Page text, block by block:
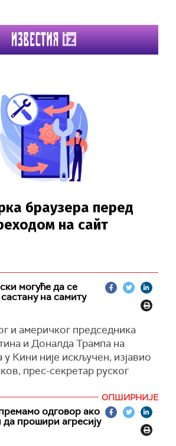
могуће да се
на самиту
и америчког председника
и Доналда Трампа на
Кини није искључен, изјавио
прес-секретар руског
Теоретски, тамо су могући
учесницима овог самита.
и служе“, рекао је
ОПШИРНИЈЕ
одговор ако
да прошири агресију